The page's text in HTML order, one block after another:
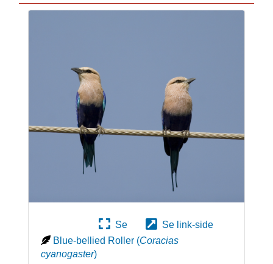
Se
Se link-side
Blue-bellied Roller (Coracias
cyanogaster)